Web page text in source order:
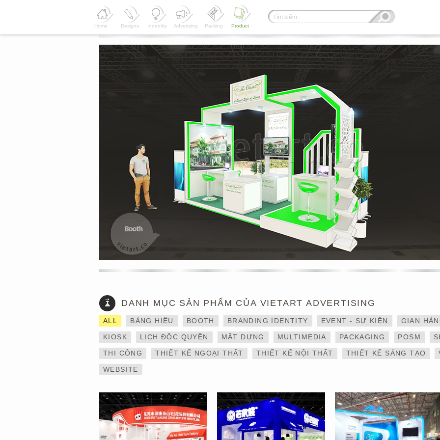
Home Designs Indentity Advertsing Packing Product
DANH MỤC SẢN PHẨM CỦA VIETART ADVERTISING
ALL BẢNG HIỆU BOOTH BRANDING IDENTITY EVENT - SỰ KIỆN GIAN
KIOSK LỊCH ĐỘC QUYỀN MẶT DỰNG MULTIMEDIA PACKAGING POSM
THI CÔNG THIẾT KẾ NGOẠI THẤT THIẾT KẾ NỘI THẤT THIẾT KẾ SÁNG TẠO
WEBSITE
THIẾT KẾ VÀ THI CÔNG
GIAN HÀNG 6×9 TẠI
TRIỂN LÃM IBTE 2024 –
TỐI ƯU KHÔNG GIAN,
GIA TĂNG GIÁ TRỊ
THƯƠNG HIỆU
THIẾT KẾ VÀ THI CÔNG
GIAN HÀNG 6×9 TẠI
TRIỂN LÃM IBTE 2024 –
GIAN HÀNG BAZUUYU
DỊCH VỤ THIẾT KẾ VÀ
THI CÔNG GIAN HÀNG
TRIỂN LÃM NGÀNH
LOGISTICS CÔNG TY
ALS